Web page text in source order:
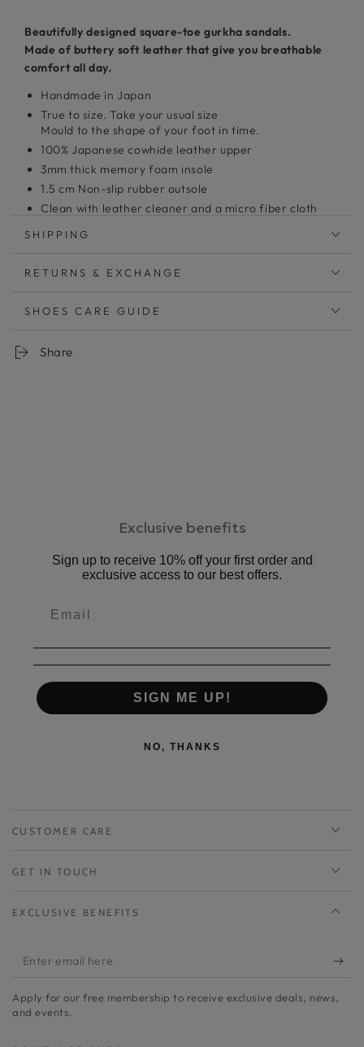
Beautifully designed square-toe gurkha sandals.
Made of buttery soft leather that give you breathable
comfort all day.
Handmade in Japan
True to size. Take your usual size
Mould to the shape of your foot in time.
100% Japanese cowhide leather upper
3mm thick memory foam insole
1.5 cm Non-slip rubber outsole
Clean with leather cleaner and a micro fiber cloth
春から秋まで使えるシューズサンダル
コバステッチ仕様の角ばったスクエアトウはトレンド感が
スカートやワンピースの外しアイテムとしてもおすすめで
内ゴム仕様のストラップは外す手間いらずで片手でサッと
など様々な組み合わせをお楽しみください。
柔らかい足あたりのソフトレザーを使用。履くごとに足
に馴染みます
等デイリー使いにもおすすめです。
素材：牛革、合成底
原産国：日本
SHIPPING
RETURNS & EXCHANGE
SHOES CARE GUIDE
Share
Exclusive benefits
Sign up to receive 10% off your first order and
exclusive access to our best offers.
SIGN ME UP!
NO, THANKS
CUSTOMER CARE
GET IN TOUCH
EXCLUSIVE BENEFITS
Enter
here
Apply for our free membership to receive exclusive deals, news,
and events.